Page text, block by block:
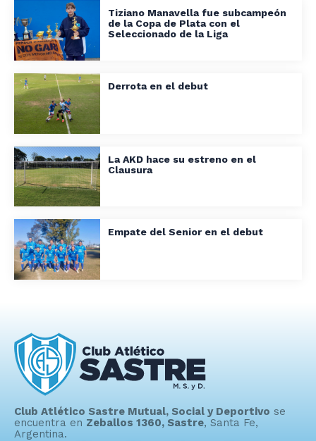
Tiziano Manavella fue subcampeón
de la Copa de Plata con el
Seleccionado de la Liga
Derrota en el debut
La AKD hace su estreno en el
Clausura
Empate del Senior en el debut
Club Atlético Sastre Mutual, Social y Deportivo se
encuentra en Zeballos 1360, Sastre, Santa Fe,
Argentina.